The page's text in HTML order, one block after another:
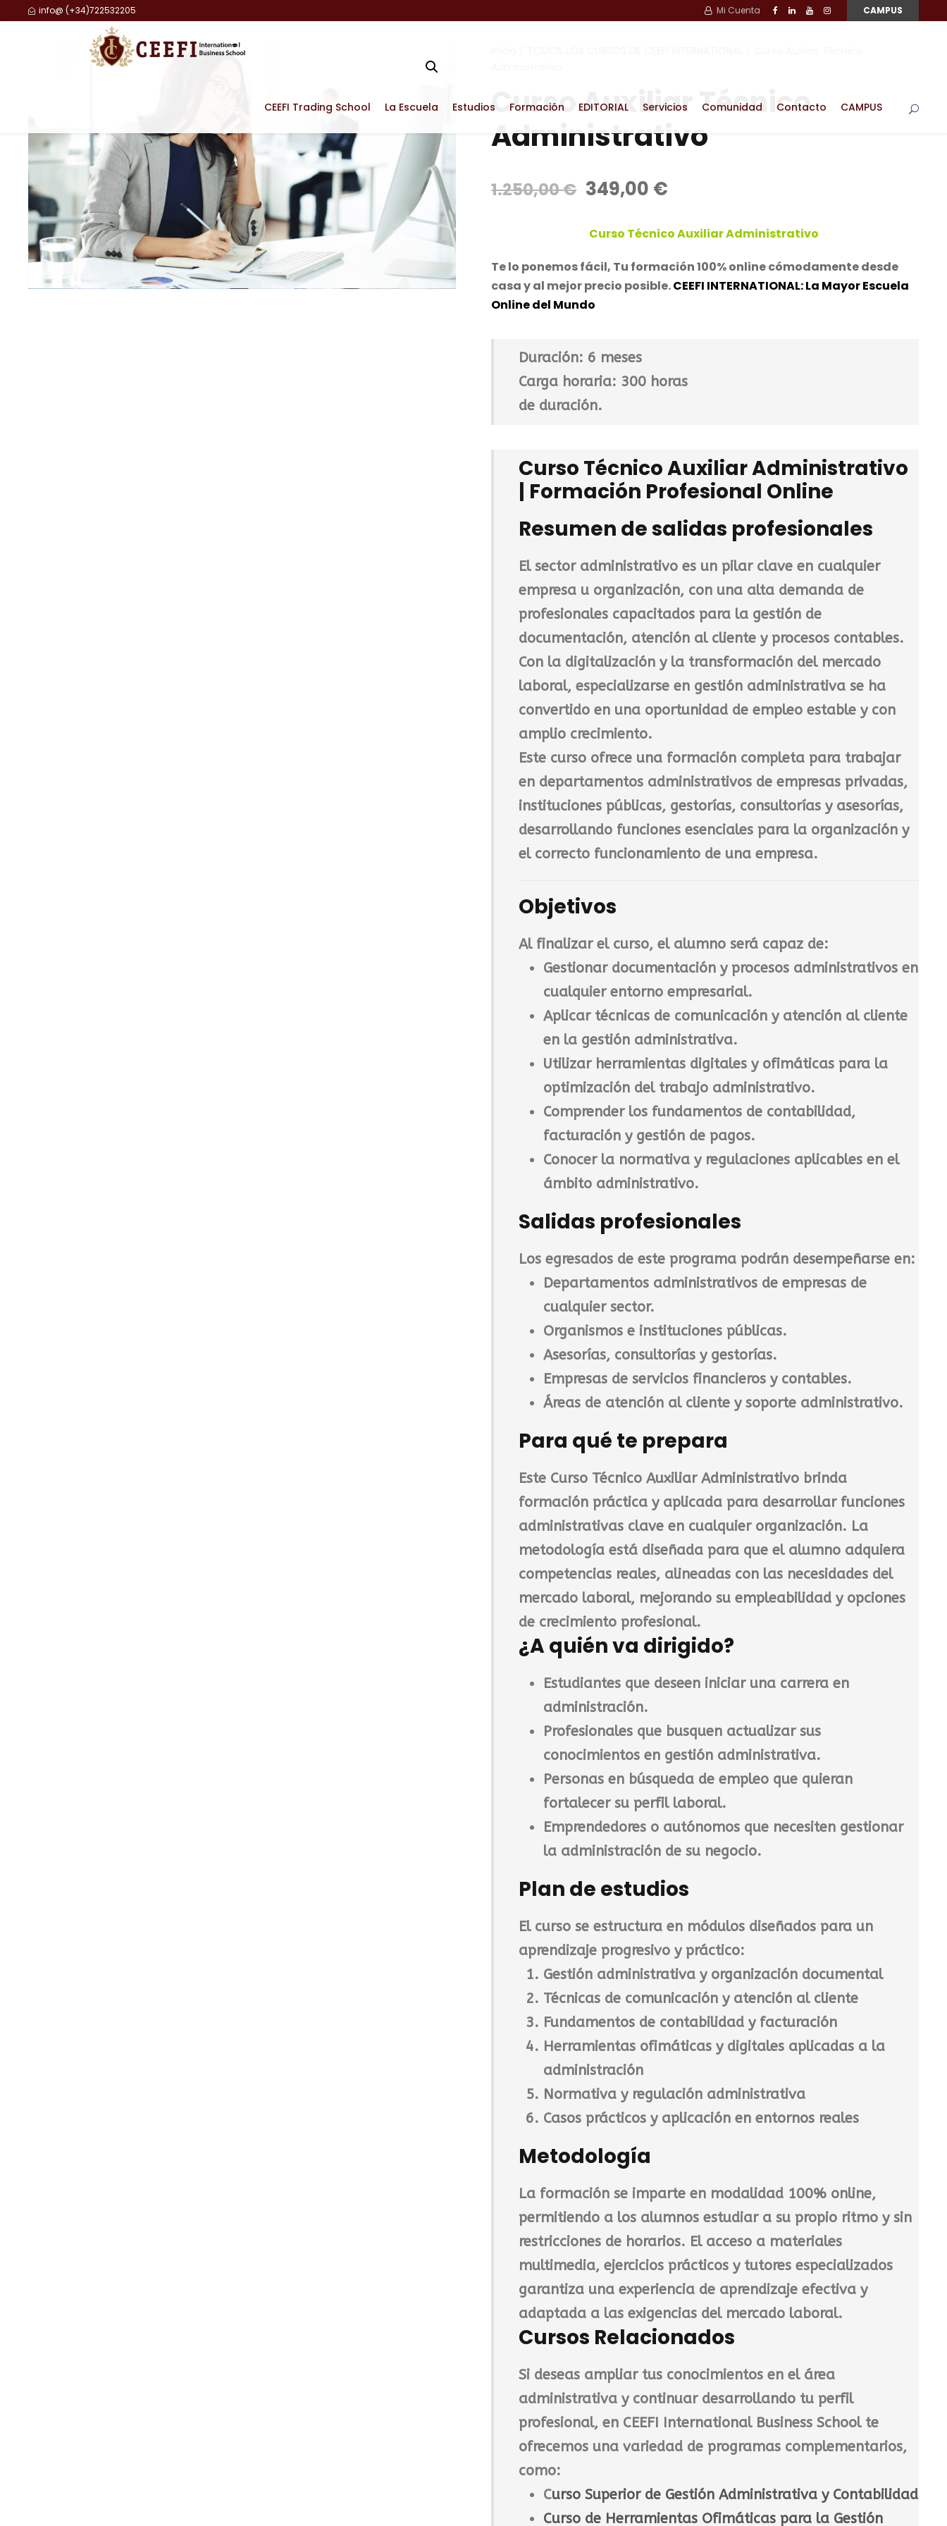
info@ (+34)722532205 Mi Cuenta CAMPUS
CEEFI Trading School La Escuela Estudios Formación EDITORIAL Servicios Comunidad Contacto CAMPUS
Curso Auxiliar Técnico
Administrativo
1.250,00€
E
r
e
i
r
g
i
l
e
a
1
5
0
,
0
€
.
349,00 €
r
u
s
:
4
,
0
€
Curso Técnico Auxiliar Administrativo
Te lo ponemos fácil, Tu formación 100% online cómodamente desde
casa y al mejor precio posible.CEEFI INTERNATIONAL: La Mayor Escuela
Online del Mundo
Duración: 6 meses
Carga horaria: 300 horas
de duración.
Curso Técnico Auxiliar Administrativo
| Formación Profesional Online
Resumen de salidas profesionales
El sector administrativo es un pilar clave en cualquier
empresa u organización, con una alta demanda de
profesionales capacitados para la gestión de
documentación, atención al cliente y procesos contables.
Con la digitalización y la transformación del mercado
laboral, especializarse en gestión administrativa se ha
convertido en una oportunidad de empleo estable y con
amplio crecimiento.
Este curso ofrece una formación completa para trabajar
en departamentos administrativos de empresas privadas,
instituciones públicas, gestorías, consultorías y asesorías,
desarrollando funciones esenciales para la organización y
el correcto funcionamiento de una empresa.
Objetivos
Al finalizar el curso, el alumno será capaz de:
Gestionar documentación y procesos administrativos en
cualquier entorno empresarial.
Aplicar técnicas de comunicación y atención al cliente
en la gestión administrativa.
Utilizar herramientas digitales y ofimáticas para la
optimización del trabajo administrativo.
Comprender los fundamentos de contabilidad,
facturación y gestión de pagos.
Conocer la normativa y regulaciones aplicables en el
ámbito administrativo.
Salidas profesionales
Los egresados de este programa podrán desempeñarse en:
Departamentos administrativos de empresas de
cualquier sector.
Organismos e instituciones públicas.
Asesorías, consultorías y gestorías.
Empresas de servicios financieros y contables.
Áreas de atención al cliente y soporte administrativo.
Para qué te prepara
Este Curso Técnico Auxiliar Administrativo brinda
formación práctica y aplicada para desarrollar funciones
administrativas clave en cualquier organización. La
metodología está diseñada para que el alumno adquiera
competencias reales, alineadas con las necesidades del
mercado laboral, mejorando su empleabilidad y opciones
de crecimiento profesional.
¿A quién va dirigido?
Estudiantes que deseen iniciar una carrera en
administración.
Profesionales que busquen actualizar sus
conocimientos en gestión administrativa.
Personas en búsqueda de empleo que quieran
fortalecer su perfil laboral.
Emprendedores o autónomos que necesiten gestionar
la administración de su negocio.
Plan de estudios
El curso se estructura en módulos diseñados para un
aprendizaje progresivo y práctico:
Gestión administrativa y organización documental
Técnicas de comunicación y atención al cliente
Fundamentos de contabilidad y facturación
Herramientas ofimáticas y digitales aplicadas a la
administración
Normativa y regulación administrativa
Casos prácticos y aplicación en entornos reales
Metodología
La formación se imparte en modalidad 100% online,
permitiendo a los alumnos estudiar a su propio ritmo y sin
restricciones de horarios. El acceso a materiales
multimedia, ejercicios prácticos y tutores especializados
garantiza una experiencia de aprendizaje efectiva y
adaptada a las exigencias del mercado laboral.
Cursos Relacionados
Si deseas ampliar tus conocimientos en el área
administrativa y continuar desarrollando tu perfil
profesional, en CEEFI International Business Schoolte
ofrecemos una variedad de programas complementarios,
como:
Curso Superior de Gestión Administrativa y Contabilidad
Curso de Herramientas Ofimáticas para la Gestión